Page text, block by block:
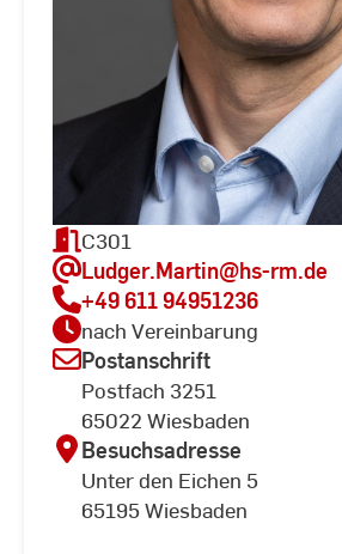
C301
Ludger.Martin@hs-rm.de
+49 611 94951236
nach Vereinbarung
Postanschrift
Postfach 3251
65022 Wiesbaden
Besuchsadresse
Unter den Eichen 5
65195 Wiesbaden